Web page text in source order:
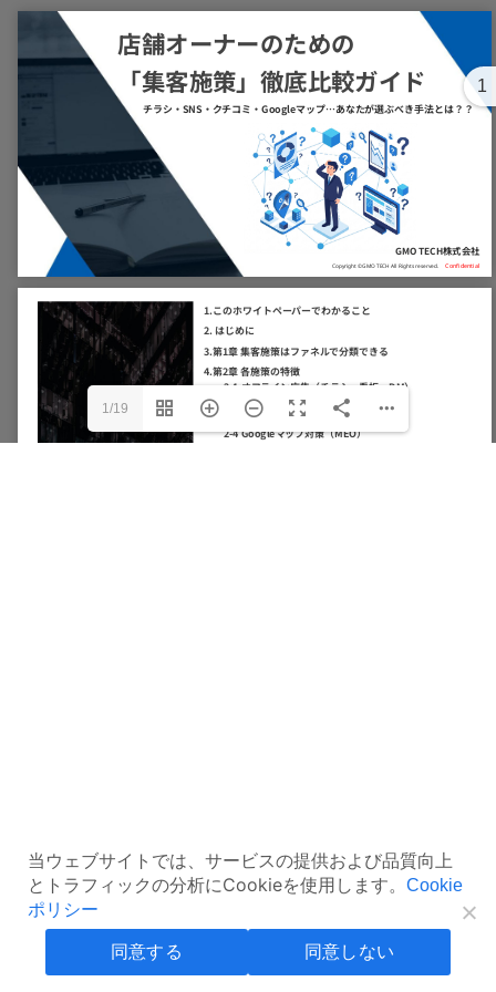
1/19
1
当ウェブサイトでは、サービスの提供および品質向上
とトラフィックの分析にCookieを使用します。 Cookie
ポリシー
同意する 同意しない